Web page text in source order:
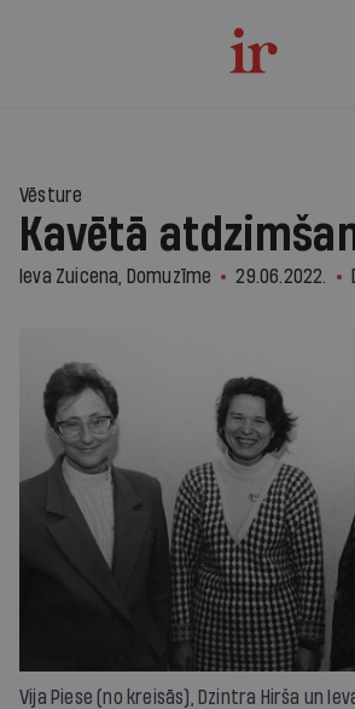
Vēsture
Kavētā
Ieva Zuicena, Domuzīme 29.06.2022.
Vija Piese (no kreisās), Dzintra Hirša un